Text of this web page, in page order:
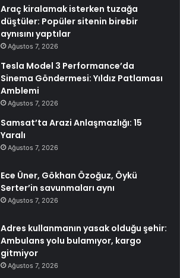
Araç kiralamak isterken tuzağa
düştüler: Popüler sitenin birebir
aynısını yaptılar
Ağustos 7, 2026
Tesla Model 3 Performance’da
Sinema Göndermesi: Yıldız Patlaması
Amblemi
Ağustos 7, 2026
Samsat’ta Arazi Anlaşmazlığı: 15
Yaralı
Ağustos 7, 2026
Ece Üner, Gökhan Özoğuz, Öykü
Serter’in savunmaları aynı
Ağustos 7, 2026
Adres kullanmanın yasak olduğu şehir:
Ambulans yolu bulamıyor, kargo
gitmiyor
Ağustos 7, 2026